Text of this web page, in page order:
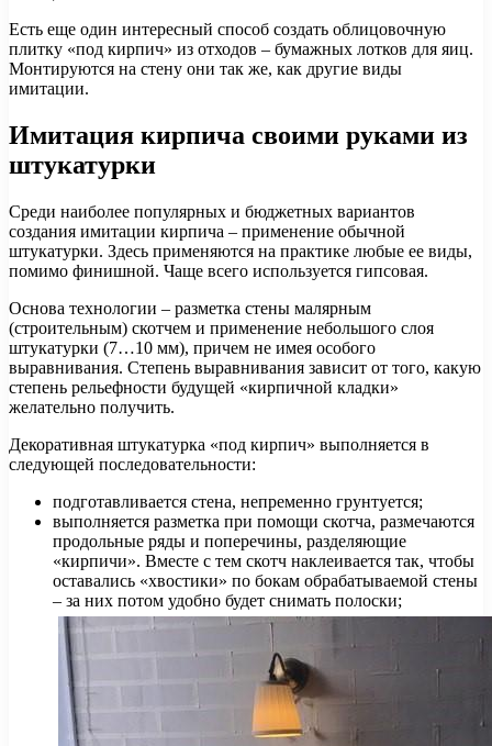
Есть еще один интересный способ создать облицовочную
плитку «под кирпич» из отходов – бумажных лотков для яиц.
Монтируются на стену они так же, как другие виды
имитации.
Имитация кирпича своими руками из
штукатурки
Среди наиболее популярных и бюджетных вариантов
создания имитации кирпича – применение обычной
штукатурки. Здесь применяются на практике любые ее виды,
помимо финишной. Чаще всего используется гипсовая.
Основа технологии – разметка стены малярным
(строительным) скотчем и применение небольшого слоя
штукатурки (7…10 мм), причем не имея особого
выравнивания. Степень выравнивания зависит от того, какую
степень рельефности будущей «кирпичной кладки»
желательно получить.
Декоративная штукатурка «под кирпич» выполняется в
следующей последовательности:
подготавливается стена, непременно грунтуется;
выполняется разметка при помощи скотча, размечаются
продольные ряды и поперечины, разделяющие
«кирпичи». Вместе с тем скотч наклеивается так, чтобы
оставались «хвостики» по бокам обрабатываемой стены
– за них потом удобно будет снимать полоски;